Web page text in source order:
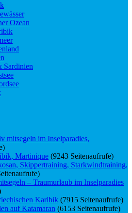
Ozean
Sardinien
mitsegeln im Inselparadies,
Martinique (9243 Seitenaufrufe)
Skippertraining, Starkwindtraining,
– Traumurlaub im Inselparadies
Karibik (7915 Seitenaufrufe)
auf Katamaran (6153 Seitenaufrufe)